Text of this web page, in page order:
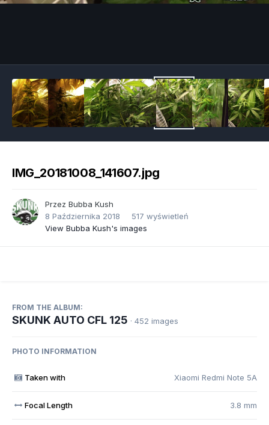
IMG_20181008_141607.jpg
Przez Bubba Kush
8 Października 2018
517 wyświetleń
View Bubba Kush's images
FROM THE ALBUM:
SKUNK AUTO CFL 125 · 452 images
PHOTO INFORMATION
Taken with Xiaomi Redmi Note 5A
Focal Length 3.8 mm